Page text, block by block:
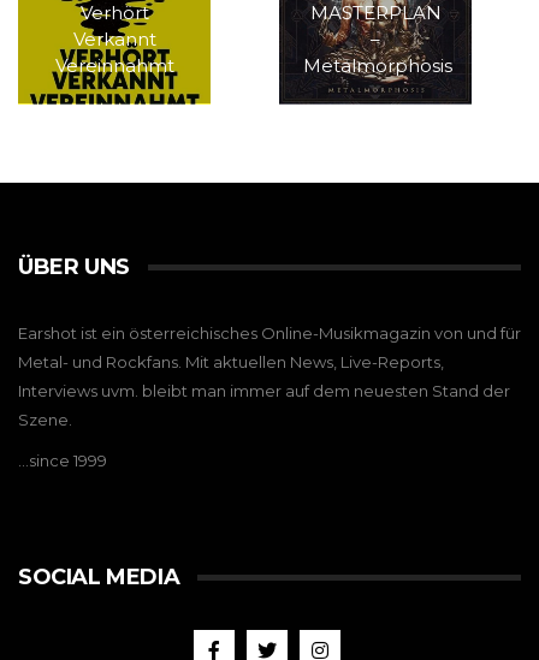
Verhört
Verkannt
Vereinnahmt
MASTERPLAN
–
Metalmorphosis
ÜBER UNS
Earshot ist ein österreichisches Online-Musikmagazin von und für
Metal- und Rockfans. Mit aktuellen News, Live-Reports,
Interviews uvm. bleibt man immer auf dem neuesten Stand der
Szene.
…since 1999
SOCIAL MEDIA